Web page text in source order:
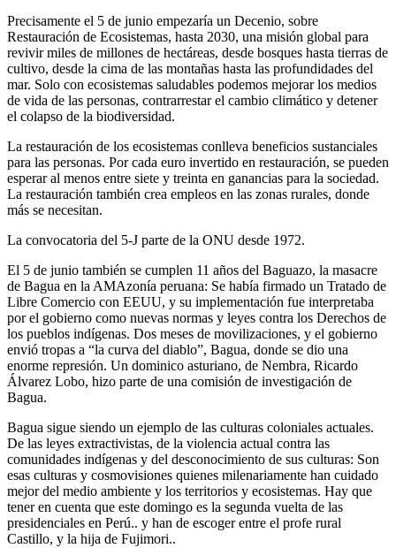
Precisamente el 5 de junio empezaría un Decenio, sobre
Restauración de Ecosistemas, hasta 2030, una misión global para
revivir miles de millones de hectáreas, desde bosques hasta tierras de
cultivo, desde la cima de las montañas hasta las profundidades del
mar. Solo con ecosistemas saludables podemos mejorar los medios
de vida de las personas, contrarrestar el cambio climático y detener
el colapso de la biodiversidad.
La restauración de los ecosistemas conlleva beneficios sustanciales
para las personas. Por cada euro invertido en restauración, se pueden
esperar al menos entre siete y treinta en ganancias para la sociedad.
La restauración también crea empleos en las zonas rurales, donde
más se necesitan.
La convocatoria del 5-J parte de la ONU desde 1972.
El 5 de junio también se cumplen 11 años del Baguazo, la masacre
de Bagua en la AMAzonía peruana: Se había firmado un Tratado de
Libre Comercio con EEUU, y su implementación fue interpretaba
por el gobierno como nuevas normas y leyes contra los Derechos de
los pueblos indígenas. Dos meses de movilizaciones, y el gobierno
envió tropas a “la curva del diablo”, Bagua, donde se dio una
enorme represión. Un dominico asturiano, de Nembra, Ricardo
Álvarez Lobo, hizo parte de una comisión de investigación de
Bagua.
Bagua sigue siendo un ejemplo de las culturas coloniales actuales.
De las leyes extractivistas, de la violencia actual contra las
comunidades indígenas y del desconocimiento de sus culturas: Son
esas culturas y cosmovisiones quienes milenariamente han cuidado
mejor del medio ambiente y los territorios y ecosistemas. Hay que
tener en cuenta que este domingo es la segunda vuelta de las
presidenciales en Perú.. y han de escoger entre el profe rural
Castillo, y la hija de Fujimori..